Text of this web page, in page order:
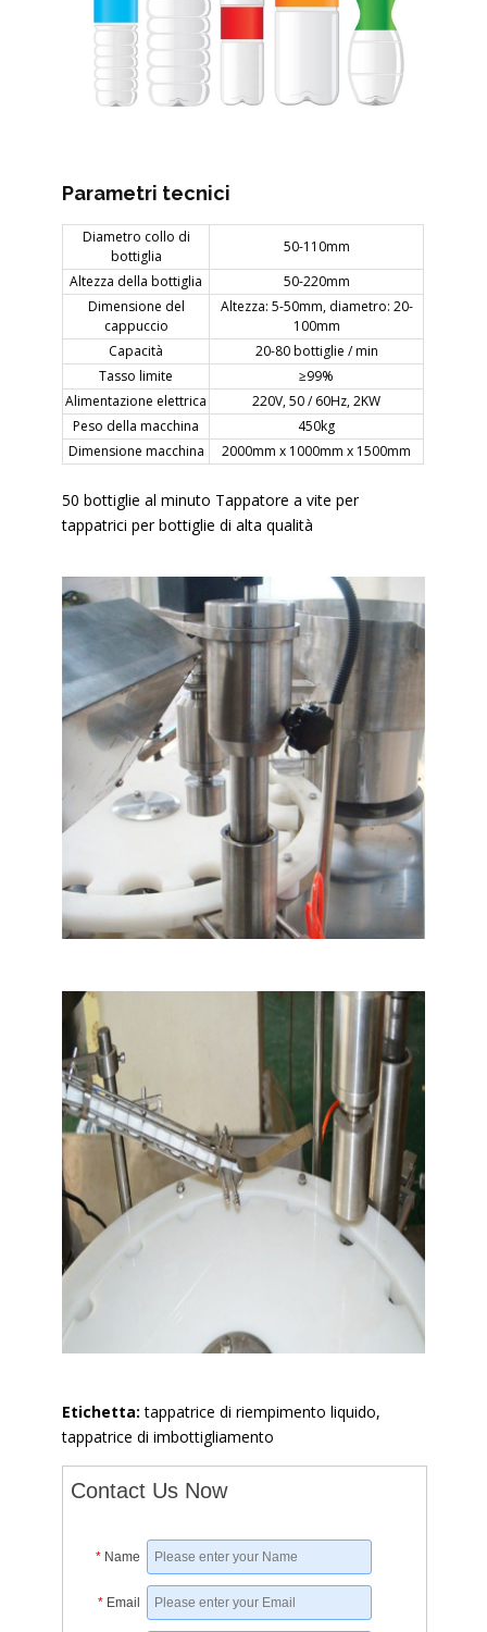
Parametri tecnici
Diametro collo di
bottiglia
50-110mm
Altezza della bottiglia
50-220mm
Dimensione del
cappuccio
Altezza: 5-50mm, diametro: 20-
100mm
Capacità
20-80 bottiglie / min
Tasso limite
≥99%
Alimentazione elettrica
220V, 50 / 60Hz, 2KW
Peso della macchina
450kg
Dimensione macchina
2000mm x 1000mm x 1500mm
50 bottiglie al minuto Tappatore a vite per
tappatrici per bottiglie di alta qualità
Etichetta: tappatrice di riempimento liquido,
tappatrice di imbottigliamento
Contact Us Now
* Name
* Email